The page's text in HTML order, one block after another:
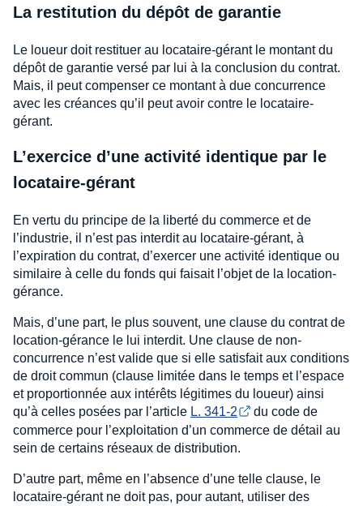
La restitution du dépôt de garantie
Le loueur doit restituer au locataire-gérant le montant du
dépôt de garantie versé par lui à la conclusion du contrat.
Mais, il peut compenser ce montant à due concurrence
avec les créances qu’il peut avoir contre le locataire-
gérant.
L’exercice d’une activité identique par le
locataire-gérant
En vertu du principe de la liberté du commerce et de
l’industrie, il n’est pas interdit au locataire-gérant, à
l’expiration du contrat, d’exercer une activité identique ou
similaire à celle du fonds qui faisait l’objet de la location-
gérance.
Mais, d’une part, le plus souvent, une clause du contrat de
location-gérance le lui interdit. Une clause de non-
concurrence n’est valide que si elle satisfait aux conditions
de droit commun (clause limitée dans le temps et l’espace
et proportionnée aux intérêts légitimes du loueur) ainsi
qu’à celles posées par l’article L. 341-2
du code de
commerce pour l’exploitation d’un commerce de détail au
sein de certains réseaux de distribution.
D’autre part, même en l’absence d’une telle clause, le
locataire-gérant ne doit pas, pour autant, utiliser des